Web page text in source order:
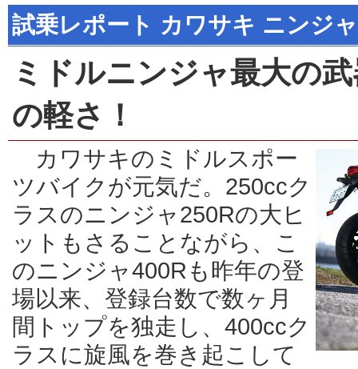
試乗レポート カワサキ ニンジ
ミドルニンジャ最大の
の軽さ！
カワサキのミドルスポー
ツバイクが元気だ。250ccク
ラスのニンジャ250Rの大ヒ
ットもさることながら、こ
のニンジャ400Rも昨年の登
場以来、登録台数で数ヶ月
間トップを独走し、400ccク
ラスに旋風を巻き起こして